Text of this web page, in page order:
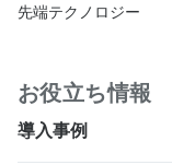
先端テクノロジー
お役立ち情報
導入事例